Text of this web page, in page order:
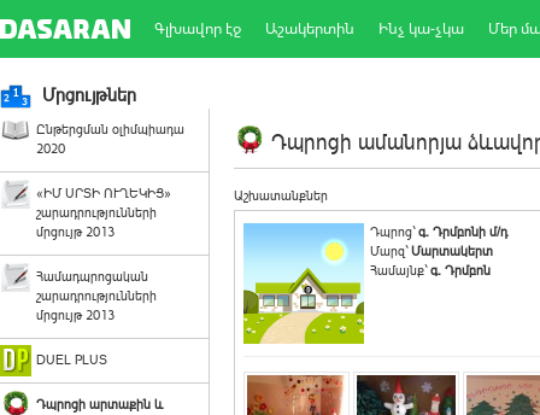
Գլխավոր էջ Աշակերտին Ինչ կա-չկա Մեր
Մրցույթներ
Ընթերցման օլիմպիադա
2020
«ԻՄ ՍՐՏԻ ՈՒՂԵԿԻՑ»
շարադրությունների
մրցույթ 2013
Համադպրոցական
շարադրությունների
մրցույթ 2013
DUEL PLUS
Դպրոցի արտաքին և
Դպրոցի ամանորյա
Աշխատանքներ
Դպրոց`գ. Դրմբոնի մ/դ
Մարզ`Մարտակերտ
Համայնք`գ. Դրմբոն